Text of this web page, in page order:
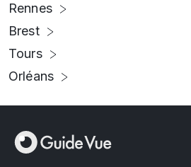
Rennes
Brest
Tours
Orléans